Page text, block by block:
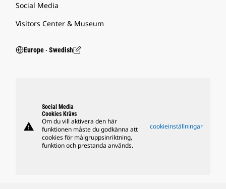
Social Media
Visitors Center & Museum
Europe ‧ Swedish
warning
Social Media
Cookies Krävs
Om du vill aktivera den här
funktionen måste du godkänna att
cookies för målgruppsinriktning,
funktion och prestanda används.
cookieinställningar